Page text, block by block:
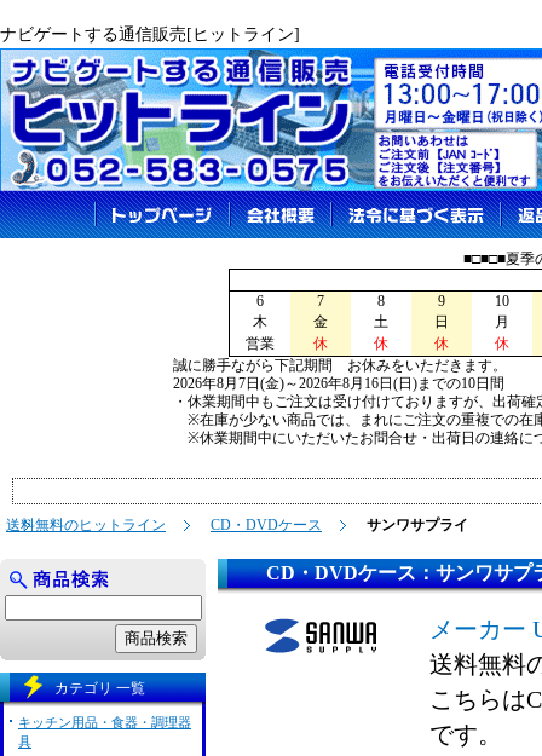
ナビゲートする通信販売[ヒットライン]
■□■□■夏季
6 7 8 9
10
木
金 土 日
月
営業
休 休 休
休
誠に勝手ながら下記期間 お休みをいただきます。
2026年8月7日(金)～2026年8月16日(日)までの10日間
・休業期間中もご注文は受け付けておりますが、出荷
※在庫が少ない商品では、まれにご注文の重複での在
※休業期間中にいただいたお問合せ・出荷日の連絡に
送料無料のヒットライン CD・DVDケース サンワサプライ
CD・DVDケース：サンワサプ
メーカー
送料無料
こちらは
です。
カテゴリ 一覧
キッチン用品・食器・調理器
具